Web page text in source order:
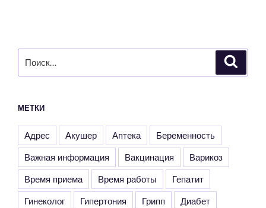
МЕТКИ
Адрес Акушер Аптека
Беременность
Важная информация
Вакцинация
Варикоз
Время приема
Время работы
Гепатит
Гинеколог
Гипертония Грипп
Диабет